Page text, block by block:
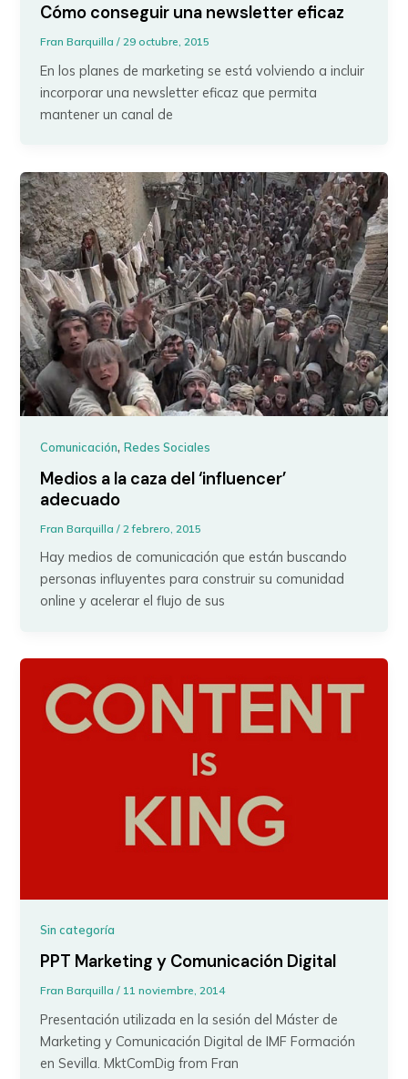
Cómo conseguir una newsletter eficaz
Fran Barquilla/29 octubre, 2015
En los planes de marketing se está volviendo a incluir
incorporar una newsletter eficaz que permita
mantener un canal de
Comunicación,Redes Sociales
Medios a la caza del ‘influencer’
adecuado
Fran Barquilla/2 febrero, 2015
Hay medios de comunicación que están buscando
personas influyentes para construir su comunidad
online y acelerar el flujo de sus
Sin categoría
PPT Marketing y Comunicación Digital
Fran Barquilla/ 11 noviembre, 2014
Presentación utilizada en la sesión del Máster de
Marketing y Comunicación Digital de IMF Formación
en Sevilla. MktComDig from Fran